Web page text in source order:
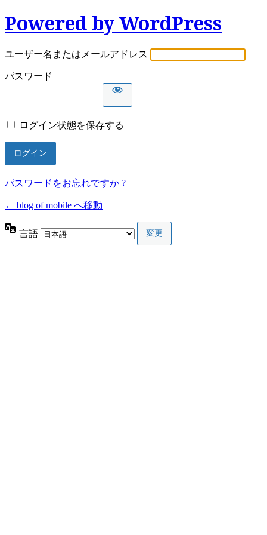
Powered by WordPress
ユーザー名またはメールアドレス
パスワード
ログイン状態を保存する
パスワードをお忘れですか ?
← blog of mobile へ移動
言語